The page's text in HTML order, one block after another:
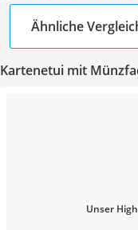
Ähnliche
Kartenetui mit
Unser